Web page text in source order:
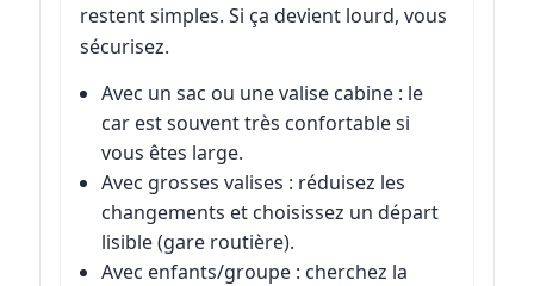
restent simples. Si ça devient lourd, vous
sécurisez.
Avec un sac ou une valise cabine : le
car est souvent très confortable si
vous êtes large.
Avec grosses valises : réduisez les
changements et choisissez un départ
lisible (gare routière).
Avec enfants/groupe : cherchez la